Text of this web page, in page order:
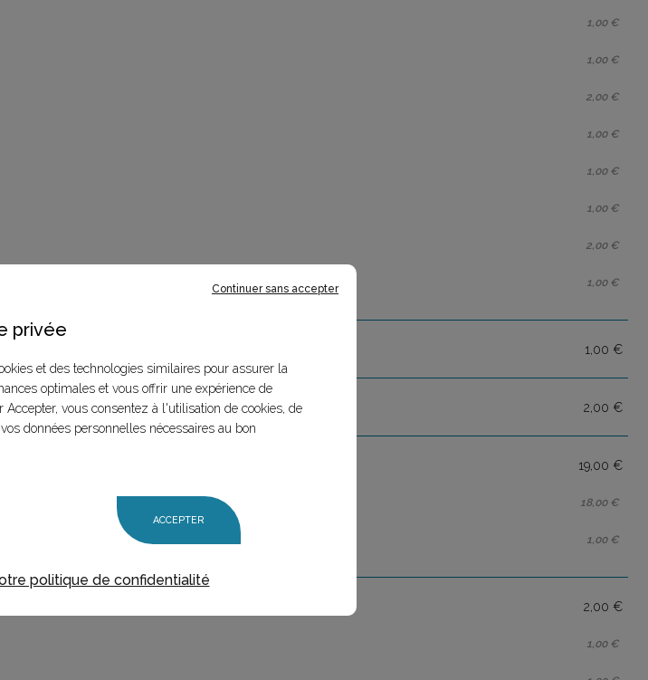
1,00 €
1,00 €
2,00 €
1,00 €
1,00 €
1,00 €
2,00 €
1,00 €
1,00 €
2,00 €
19,00 €
18,00 €
1,00 €
2,00 €
1,00 €
Continuer sans accepter
privée
et des technologies similaires pour assurer la
optimales et vous offrir une expérience de
vous consentez à l'utilisation de cookies, de
données personnelles nécessaires au bon
ACCEPTER
politique de confidentialité